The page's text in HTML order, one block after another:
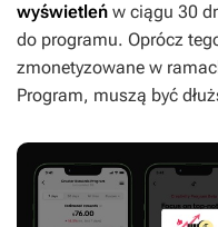
wyświetleń w ciągu 30
do programu. Oprócz
zmonetyzowane w
Program, muszą być